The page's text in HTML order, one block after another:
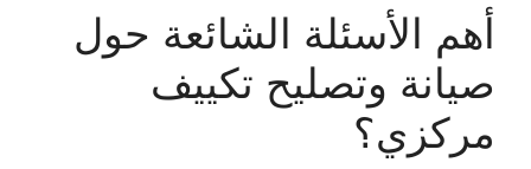
أهم الأسئلة الشائعة حول
صيانة وتصليح تكييف
مركزي؟